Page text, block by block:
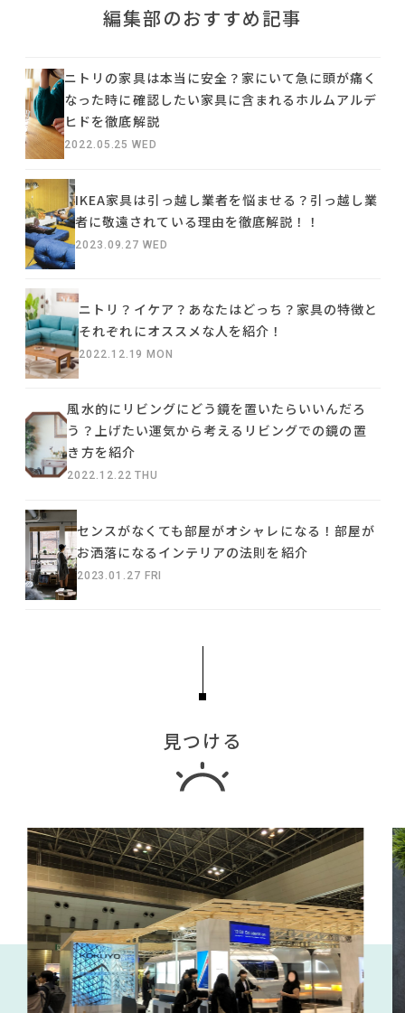
編集部のおすすめ記事
ニトリの家具は本当に安全？家にいて急に頭が痛く
なった時に確認したい家具に含まれるホルムアルデ
ヒドを徹底解説
2022.05.25 WED
IKEA家具は引っ越し業者を悩ませる？引っ越し業
者に敬遠されている理由を徹底解説！！
2023.09.27 WED
ニトリ？イケア？あなたはどっち？家具の特徴と
それぞれにオススメな人を紹介！
2022.12.19 MON
風水的にリビングにどう鏡を置いたらいいんだろ
う？上げたい運気から考えるリビングでの鏡の置
き方を紹介
2022.12.22 THU
センスがなくても部屋がオシャレになる！部屋が
お洒落になるインテリアの法則を紹介
2023.01.27 FRI
見つける